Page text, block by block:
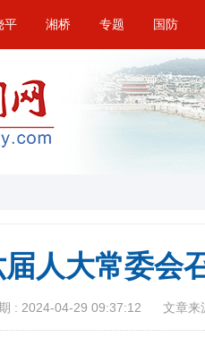
平 湘桥 专题 国防
人大常委会
: 2024-04-29 09:37:12 文章来